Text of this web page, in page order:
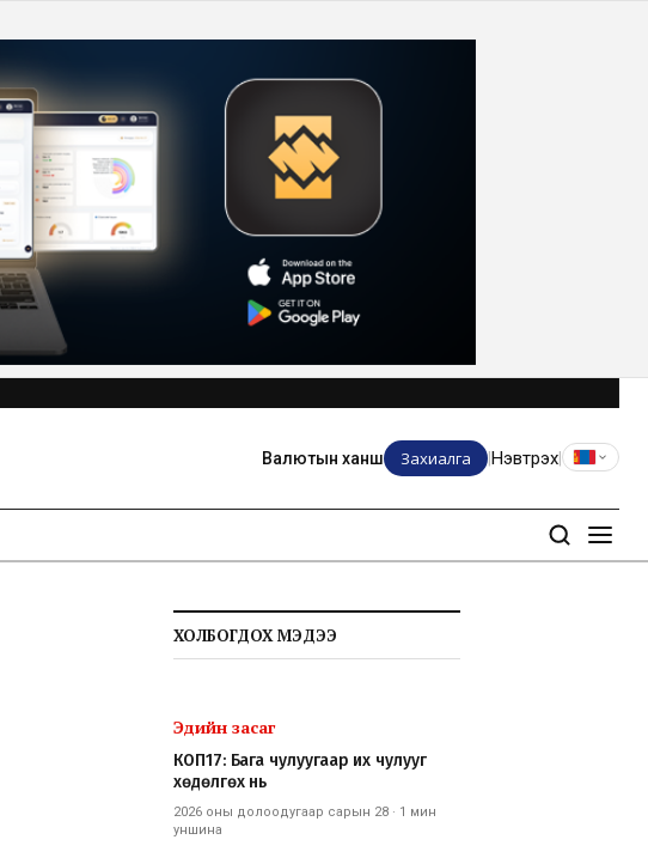
Валютын ханш Захиалга Нэвтрэх
ХОЛБОГДОХ МЭДЭЭ
Эдийн засаг
КОП17: Бага чулуугаар их чулууг
хөдөлгөх нь
2026 оны долоодугаар сарын 28 · 1 мин
уншина